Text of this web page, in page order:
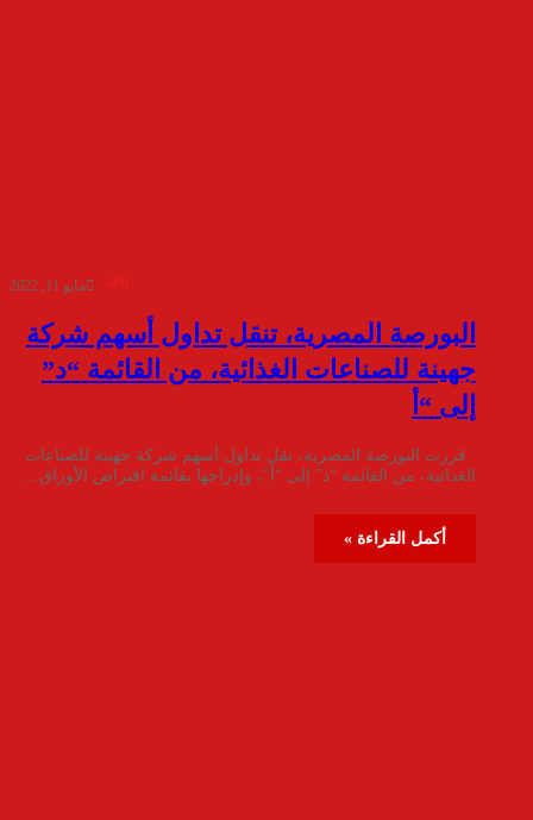
مايو 11, 2022 400
البورصة المصرية، تنقل تداول أسهم شركة
جهينة للصناعات الغذائية، من القائمة “د”
إلى “أ
قررت البورصة المصرية، نقل تداول أسهم شركة جهينة للصناعات
الغذائية، من القائمة “د” إلى “أ”، وإدراجها بقائمة اقتراض الأوراق…
أكمل القراءة »